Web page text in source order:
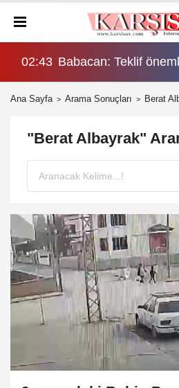
eşitlik yönünden
02:43 Babacan: Teklif
Ana Sayfa Arama Sonuçları Berat
"Berat Albayrak"